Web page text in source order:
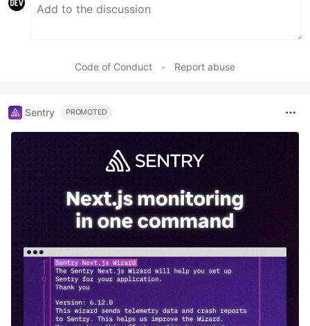
Code of Conduct • Report abuse
Sentry PROMOTED